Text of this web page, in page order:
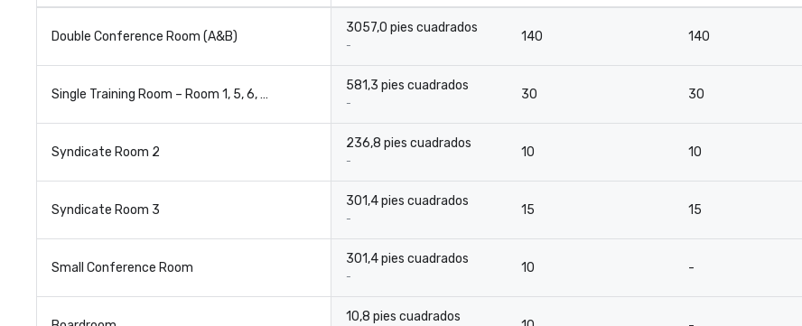
Double Conference Room (A&B)
3057,0 pies cuadrados
-
140 140
Single Training Room – Room 1, 5, 6, 7 or 8
581,3 pies cuadrados
-
30 30
Syndicate Room 2
236,8 pies cuadrados
-
10 10
Syndicate Room 3
301,4 pies cuadrados
-
15 15
Small Conference Room
301,4 pies cuadrados
-
10 -
10,8 pies cuadrados